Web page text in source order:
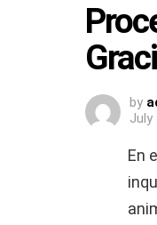
by
July
En